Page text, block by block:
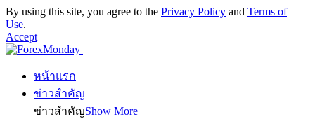
By using this site, you agree to the Privacy Policy and Terms of
Use.
Accept
หน้าแรก
ข่าวสำคัญ
ข่าวสำคัญShow More